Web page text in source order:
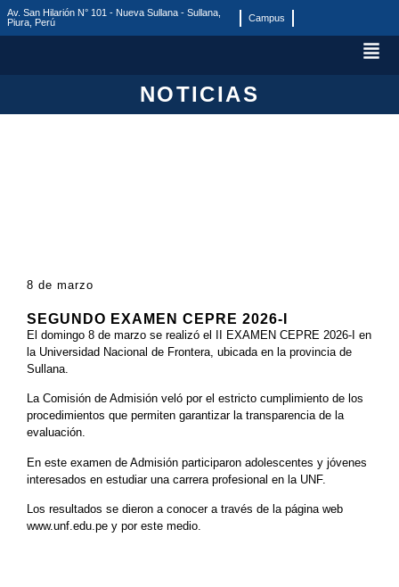
Av. San Hilarión N° 101 - Nueva Sullana - Sullana,
Piura, Perú
Campus
NOTICIAS
8 de marzo
SEGUNDO EXAMEN CEPRE 2026-I
El domingo 8 de marzo se realizó el II EXAMEN CEPRE 2026-I en
la Universidad Nacional de Frontera, ubicada en la provincia de
Sullana.
La Comisión de Admisión veló por el estricto cumplimiento de los
procedimientos que permiten garantizar la transparencia de la
evaluación.
En este examen de Admisión participaron adolescentes y jóvenes
interesados en estudiar una carrera profesional en la UNF.
Los resultados se dieron a conocer a través de la página web
www.unf.edu.pe y por este medio.